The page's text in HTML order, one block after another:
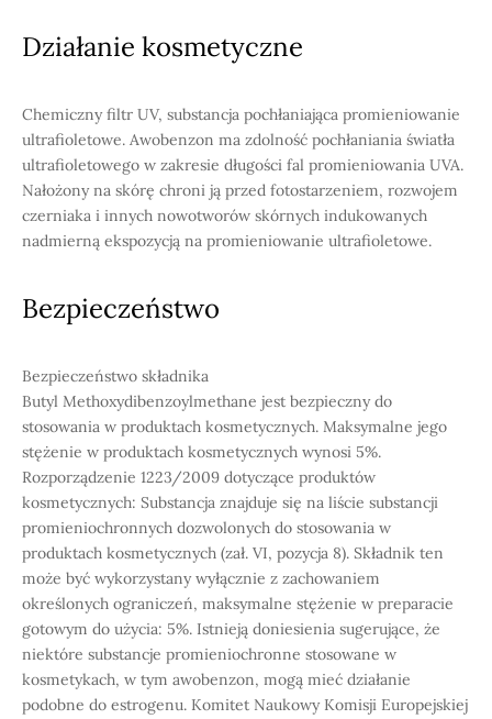
Działanie kosmetyczne
Chemiczny filtr UV, substancja pochłaniająca promieniowanie
ultrafioletowe. Awobenzon ma zdolność pochłaniania światła
ultrafioletowego w zakresie długości fal promieniowania UVA.
Nałożony na skórę chroni ją przed fotostarzeniem, rozwojem
czerniaka i innych nowotworów skórnych indukowanych
nadmierną ekspozycją na promieniowanie ultrafioletowe.
Bezpieczeństwo
Bezpieczeństwo składnika
Butyl Methoxydibenzoylmethane jest bezpieczny do
stosowania w produktach kosmetycznych. Maksymalne jego
stężenie w produktach kosmetycznych wynosi 5%.
Rozporządzenie 1223/2009 dotyczące produktów
kosmetycznych: Substancja znajduje się na liście substancji
promieniochronnych dozwolonych do stosowania w
produktach kosmetycznych (zał. VI, pozycja 8). Składnik ten
może być wykorzystany wyłącznie z zachowaniem
określonych ograniczeń, maksymalne stężenie w preparacie
gotowym do użycia: 5%. Istnieją doniesienia sugerujące, że
niektóre substancje promieniochronne stosowane w
kosmetykach, w tym awobenzon, mogą mieć działanie
podobne do estrogenu. Komitet Naukowy Komisji Europejskiej